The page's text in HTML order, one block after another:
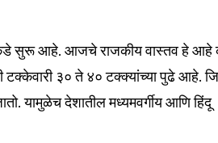
सुरू आहे. आजचे राजकीय वास्तव हे आहे
३० ते ४० टक्क्यांच्या पुढे आहे.
यामुळेच देशातील मध्यमवर्गीय आणि हिंदू